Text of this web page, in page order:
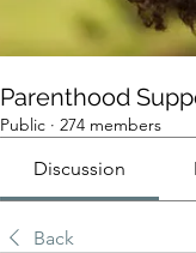
Parenthood
Public · 274 members
Discussion
Back